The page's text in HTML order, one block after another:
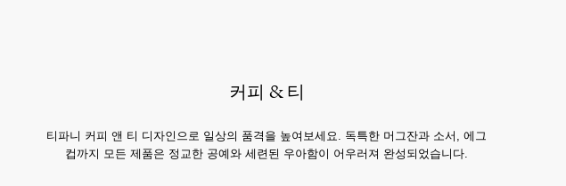
커피 & 티
티파니 커피 앤 티 디자인으로 일상의 품격을 높여보세요. 독특한 머그잔과 소서, 에그
컵까지 모든 제품은 정교한 공예와 세련된 우아함이 어우러져 완성되었습니다.